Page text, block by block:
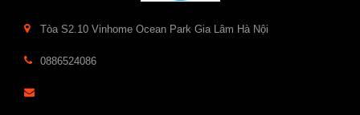
Tòa S2.10 Vinhome Ocean Park Gia Lâm Hà Nội
0886524086